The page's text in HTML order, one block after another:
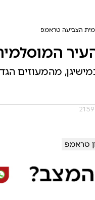
הצביעה טראמפ
מהמעוזים
טראמפ